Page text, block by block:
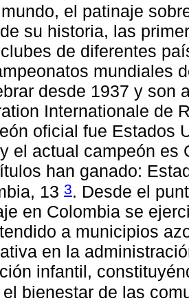
el patinaje
su historia, las
de diferentes
mundiales
desde 1937 y son
Internationale de
oficial fue Estados
el actual campeón es
han ganado:
13 3. Desde el
en Colombia se
a municipios
en la
infantil,
el bienestar de las